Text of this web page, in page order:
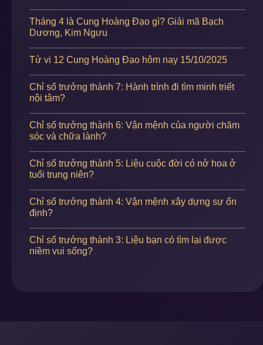
Tháng 4 là Cung Hoàng Đạo gì? Giải mã Bạch
Dương, Kim Ngưu
Tử vi 12 Cung Hoàng Đạo hôm nay 15/10/2025
Chỉ số trưởng thành 7: Hành trình đi tìm minh triết
nội tâm?
Chỉ số trưởng thành 6: Vận mệnh của người chăm
sóc và chữa lành?
Chỉ số trưởng thành 5: Liệu cuộc đời có nở hoa ở
tuổi trung niên?
Chỉ số trưởng thành 4: Vận mệnh xây dựng sự ổn
định?
Chỉ số trưởng thành 3: Liệu bạn có tìm lại được
niềm vui sống?